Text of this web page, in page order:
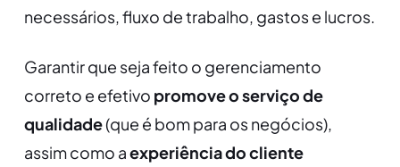
necessários, fluxo de trabalho, gastos e lucros.
Garantir que seja feito o gerenciamento
correto e efetivo promove o serviço de
qualidade(que é bom para os negócios),
assim como aexperiência do cliente